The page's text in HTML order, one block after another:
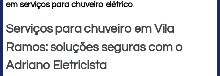
em serviços para chuveiro elétrico.
Serviços para chuveiro em Vila
Ramos: soluções seguras com o
Adriano Eletricista